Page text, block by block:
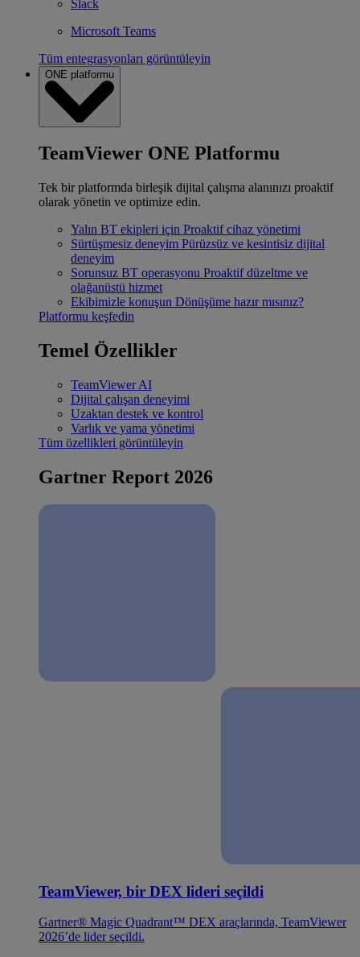
Slack
Microsoft Teams
Tüm entegrasyonları görüntüleyin
ONE platformu
TeamViewer ONE Platformu
Tek bir platformda birleşik dijital çalışma alanınızı proaktif
olarak yönetin ve optimize edin.
Yalın BT ekipleri için Proaktif cihaz yönetimi
Sürtüşmesiz deneyim Pürüzsüz ve kesintisiz dijital
deneyim
Sorunsuz BT operasyonu Proaktif düzeltme ve
olağanüstü hizmet
Ekibimizle konuşun Dönüşüme hazır mısınız?
Platformu keşfedin
Temel Özellikler
TeamViewer AI
Dijital çalışan deneyimi
Uzaktan destek ve kontrol
Varlık ve yama yönetimi
Tüm özellikleri görüntüleyin
Gartner Report 2026
TeamViewer, bir DEX lideri seçildi
Gartner® Magic Quadrant™ DEX araçlarında, TeamViewer
2026’de lider seçildi.